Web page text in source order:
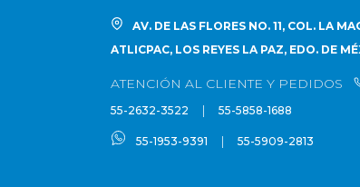
AV. DE LAS FLORES NO. 11, COL. LA
ATLICPAC, LOS REYES LA PAZ, EDO. DE
ATENCIÓN AL CLIENTE Y PEDIDOS
55-2632-3522 | 55-5858-1688
55-1953-9391 | 55-5909-2813